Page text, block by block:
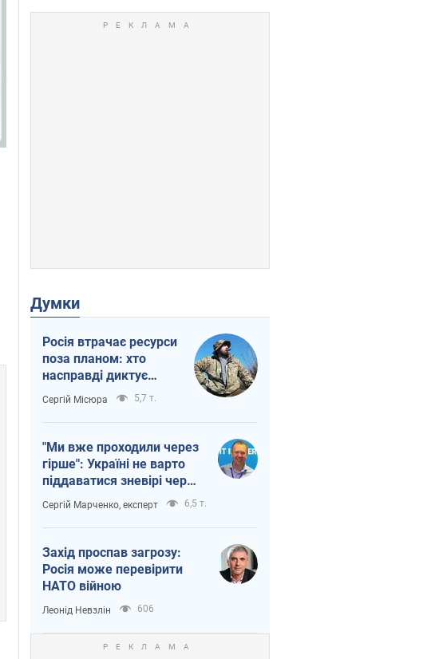
Думки
Росія втрачає ресурси
поза планом: хто
насправді диктує
темп війни
Сергій Місюра 5,7 т.
"Ми вже проходили через
гірше": Україні не варто
піддаватися зневірі через
ракетний терор
Сергій Марченко, експерт 6,5 т.
Захід проспав загрозу:
Росія може перевірити
НАТО війною
Леонід Невзлін 606